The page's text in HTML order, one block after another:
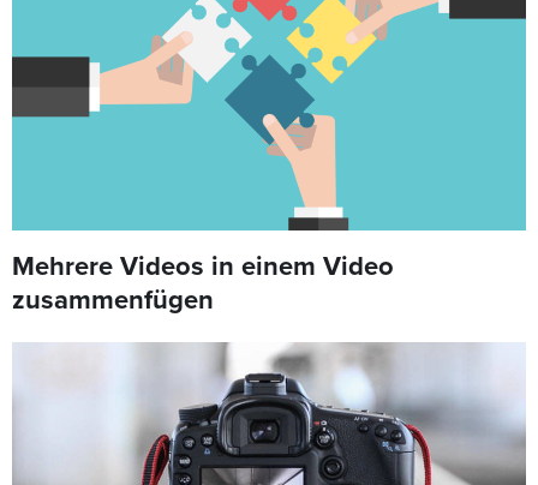
Mehrere Videos in einem Video
zusammenfügen